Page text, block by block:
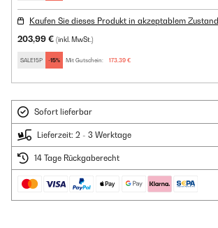
Kaufen Sie dieses Produkt in akzeptablem Zustand
203,99 € (inkl. MwSt.)
SALE15P -15% Mit Gutschein: 173,39 €
Sofort lieferbar
Lieferzeit: 2 - 3 Werktage
14 Tage Rückgaberecht